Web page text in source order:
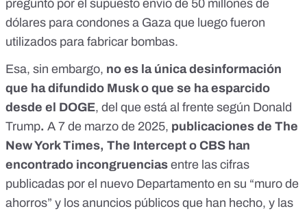
preguntó por el supuesto envío de 50 millones de
dólares para condones a Gaza que luego fueron
utilizados para fabricar bombas.
Esa, sin embargo, no es la única desinformación
que ha difundido Musk o que se ha esparcido
desde el DOGE, del que está al frente según Donald
Trump. A 7 de marzo de 2025, publicaciones de The
New York Times, The Intercept o CBS han
encontrado incongruencias entre las cifras
publicadas por el nuevo Departamento en su “muro de
ahorros” y los anuncios públicos que han hecho, y las